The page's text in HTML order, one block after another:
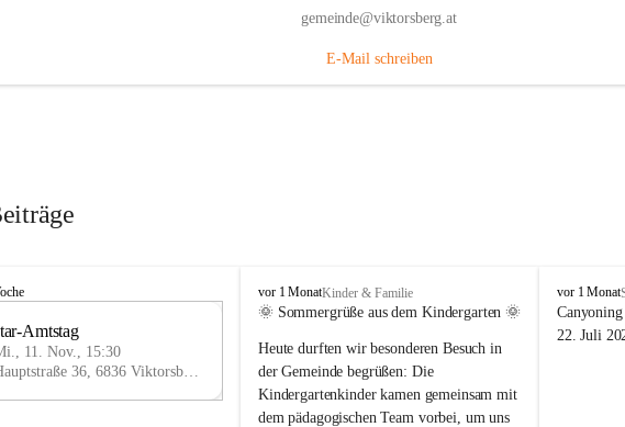
gemeinde@viktorsberg.at
E-Mail schreiben
V
Amtstag
11. Nov., 15:30
Hauptstraße 36, 6836 Viktorsberg, AUT
V
i
t
o
r
s
vor 1 MonatKinder & Familie
🌞 Sommergrüße aus dem Kindergarten 🌞
Heute durften wir besonderen Besuch in
der Gemeinde begrüßen: Die
Kindergartenkinder kamen gemeinsam mit
dem pädagogischen Team vorbei, um uns
V
i
k
vor 1 Monat
22. Juli